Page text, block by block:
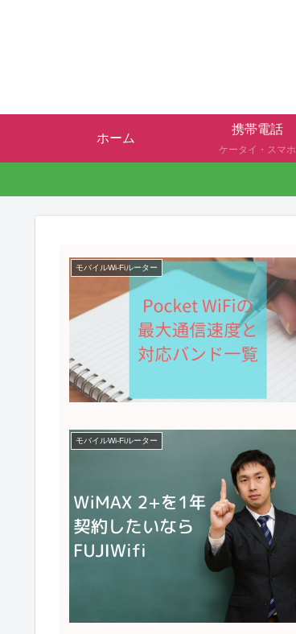
ホーム
携帯電話
ケータイ・スマホ
モバイルWi-Fiルーター
モバイルWi-Fiルーター